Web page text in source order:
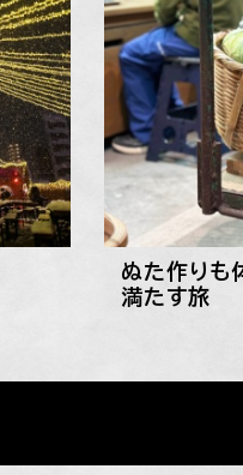
ぬた作りも
満たす旅